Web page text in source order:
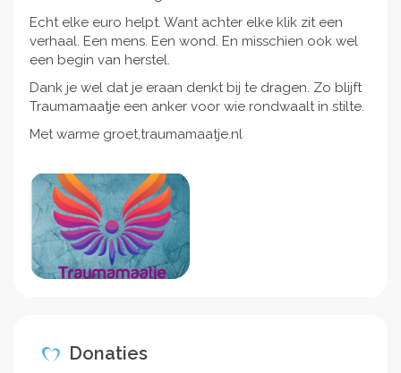
Echt elke euro helpt. Want achter elke klik zit een
verhaal. Een mens. Een wond. En misschien ook wel
een begin van herstel.
Dank je wel dat je eraan denkt bij te dragen. Zo blijft
Traumamaatje een anker voor wie rondwaalt in stilte.
Met warme groet,traumamaatje.nl
Donaties